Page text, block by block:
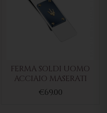
FERMA SOLDI UOMO
ACCIAIO MASERATI
€69.00